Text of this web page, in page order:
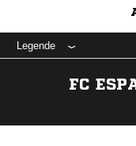
Legende
FC